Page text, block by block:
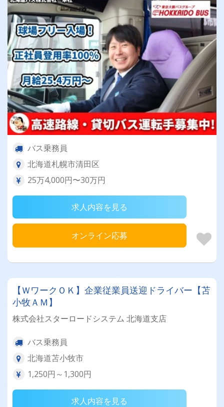
バス乗務員
北海道札幌市清田区
25万4,000円〜30万円
求人内容を見る
オンライン応募
【ＷワークＯＫ】企業従業員送迎ドライバー【苫
小牧ＡＭ】
株式会社スターロードシステム 北海道支店
バス乗務員
北海道苫小牧市
1,250円～1,300円
求人内容を見る